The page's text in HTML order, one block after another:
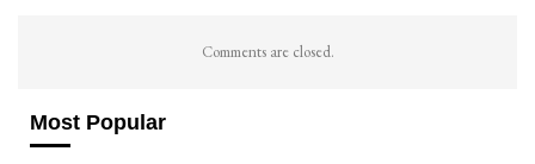
Comments are closed.
Most Popular